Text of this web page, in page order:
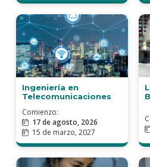
Ingeniería en
Telecomunicaciones
Comienzo:
17 de agosto, 2026
15 de marzo, 2027